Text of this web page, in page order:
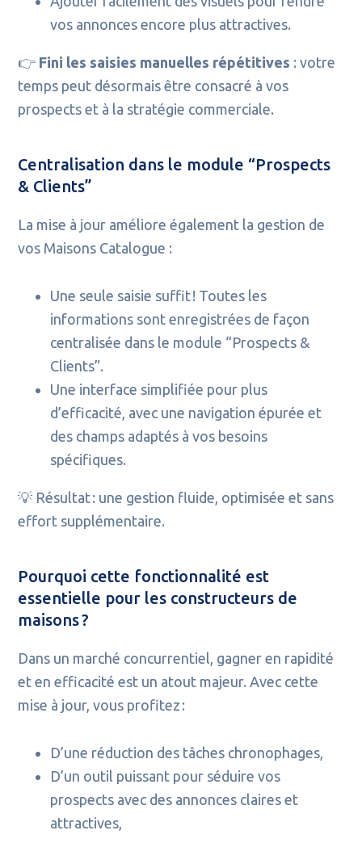
vos annonces encore plus attractives.
👉 Fini les saisies manuelles répétitives : votre
temps peut désormais être consacré à vos
prospects et à la stratégie commerciale.
Centralisation dans le module “Prospects
& Clients”
La mise à jour améliore également la gestion de
vos Maisons Catalogue :
Une seule saisie suffit ! Toutes les
informations sont enregistrées de façon
centralisée dans le module “Prospects &
Clients”.
Une interface simplifiée pour plus
d’efficacité, avec une navigation épurée et
des champs adaptés à vos besoins
spécifiques.
💡 Résultat : une gestion fluide, optimisée et sans
effort supplémentaire.
Pourquoi cette fonctionnalité est
essentielle pour les constructeurs de
maisons ?
Dans un marché concurrentiel, gagner en rapidité
et en efficacité est un atout majeur. Avec cette
mise à jour, vous profitez :
D’une réduction des tâches chronophages,
D’un outil puissant pour séduire vos
prospects avec des annonces claires et
attractives,